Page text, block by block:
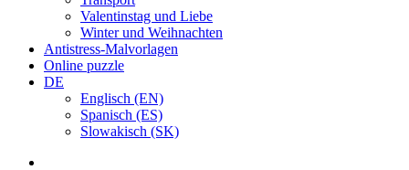
Valentinstag und Liebe
Winter und Weihnachten
Antistress-Malvorlagen
Online puzzle
DE
Englisch (EN)
Spanisch (ES)
Slowakisch (SK)